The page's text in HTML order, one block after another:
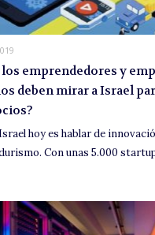
los emprendedores y
deben mirar a Israel
hoy es hablar de
Con unas 5.000